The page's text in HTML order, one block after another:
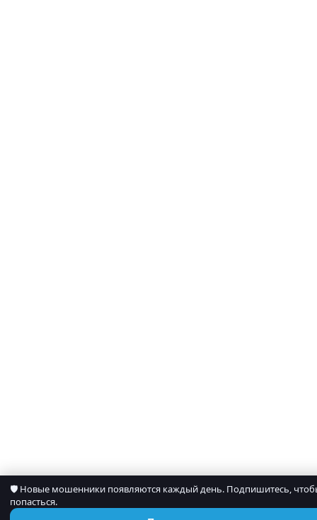
🛡 Новые мошенники появляются каждый день. Подпишитесь,
попасться.